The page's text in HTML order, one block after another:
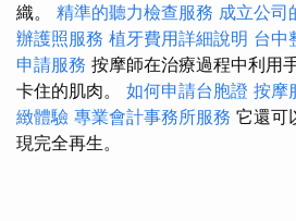
織。 精準的聽力檢查服務 成立公司
辦護照服務 植牙費用詳細說明 台中
申請服務 按摩師在治療過程中利用
卡住的肌肉。 如何申請台胞證 按摩
緻體驗 專業會計事務所服務 它還可
現完全再生。